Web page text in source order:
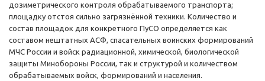
дозиметрического контроля обрабатываемого транспорта;
площадку отстоя сильно загрязнённой техники. Количество и
состав площадок для конкретного ПуСО определяется как
составом нештатных АСФ, спасательных воинских формирований
МЧС России и войск радиационной, химической, биологической
защиты Минобороны России, так и структурой и количеством
обрабатываемых войск, формирований и населения.